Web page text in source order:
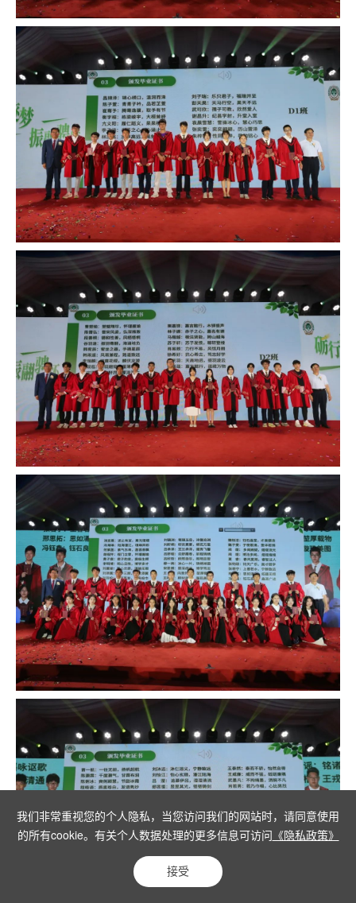
我们非常重视您的个人隐私，当您访问我们的网站时，请同意使用
的所有cookie。有关个人数据处理的更多信息可访问 《隐私政策》
接受
炼自己的操守和品行，也可以理解为砥砺前行，
也就是经历磨炼，克服困难，不断前进。良好的
品行，不懈的前行，才能干出一番事业。当今世
界，正值百年未有之大变局，中华民族的伟大复
兴靠的是千千万万这个伟大事业的接班人。我希
望，也相信，我们的同学在追求、实现个人理想
的同时，也一定能够为国家、民族的兴旺发达发
一份光，增一分热。
终场的哨声总会吹响，但前进的风帆一直高扬。
愿同学们保持热爱，奔赴下一个山海！祝同学们
毕业快乐！